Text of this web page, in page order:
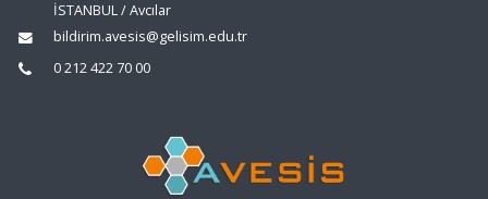
İSTANBUL / Avcılar
bildirim.avesis@gelisim.edu.tr
0 212 422 70 00